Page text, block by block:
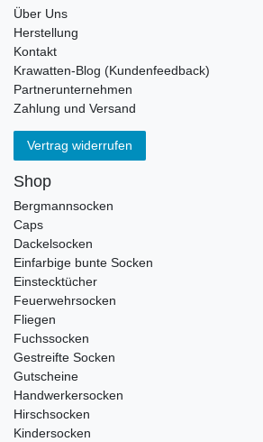
Über Uns
Herstellung
Kontakt
Krawatten-Blog (Kundenfeedback)
Partnerunternehmen
Zahlung und Versand
Vertrag widerrufen
Shop
Bergmannsocken
Caps
Dackelsocken
Einfarbige bunte Socken
Einstecktücher
Feuerwehrsocken
Fliegen
Fuchssocken
Gestreifte Socken
Gutscheine
Handwerkersocken
Hirschsocken
Kindersocken